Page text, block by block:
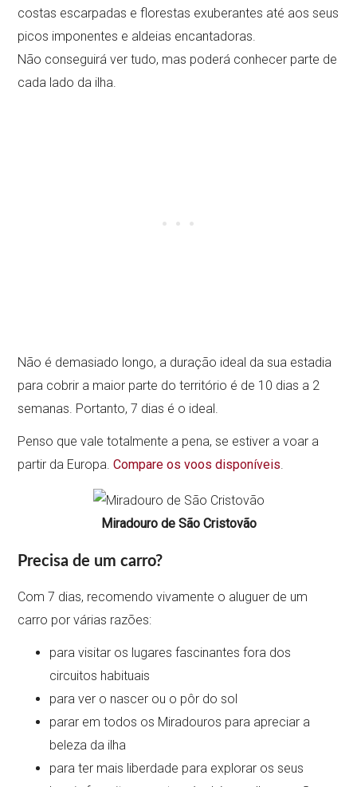
costas escarpadas e florestas exuberantes até aos seus
picos imponentes e aldeias encantadoras.
Não conseguirá ver tudo, mas poderá conhecer parte de
cada lado da ilha.
Não é demasiado longo, a duração ideal da sua estadia
para cobrir a maior parte do território é de 10 dias a 2
semanas. Portanto, 7 dias é o ideal.
Penso que vale totalmente a pena, se estiver a voar a
partir da Europa.Compare os voos disponíveis.
Miradouro de São Cristovão
Precisa de um carro?
Com 7 dias, recomendo vivamente o aluguer de um
carro por várias razões:
para visitar os lugares fascinantes fora dos
circuitos habituais
para ver o nascer ou o pôr do sol
parar em todos os Miradouros para apreciar a
beleza da ilha
para ter mais liberdade para explorar os seus